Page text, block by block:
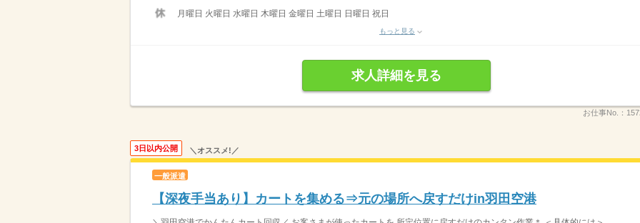
月曜日 火曜日 水曜日 木曜日 金曜日 土曜日 日曜日 祝日
もっと見る
求人詳細を見る
お仕事No.：
3日以内公開 ＼オススメ!／
一般派遣
【深夜手当あり】カートを集める⇒元の場所へ戻すだけin羽田空港